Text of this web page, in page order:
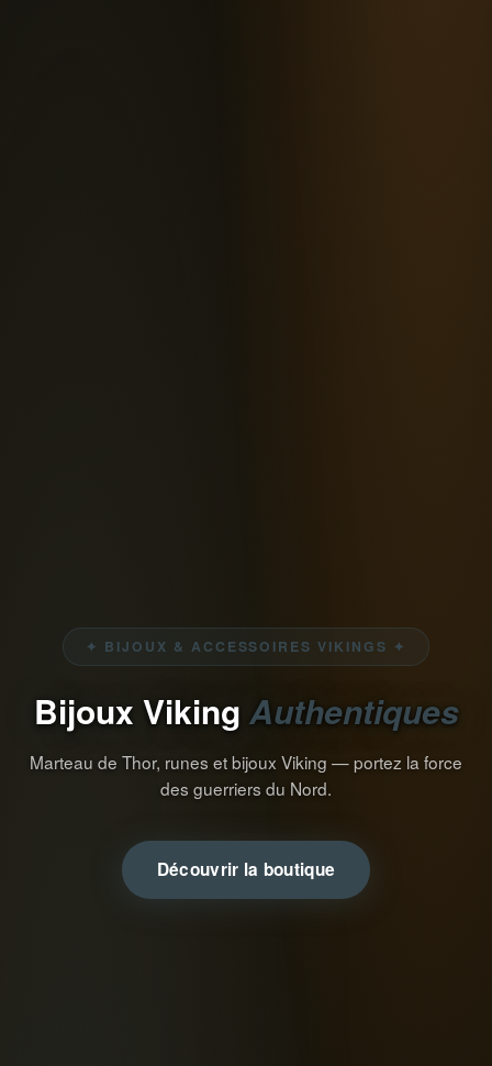
✦ BIJOUX & ACCESSOIRES VIKINGS ✦
Bijoux Viking Authentiques
Marteau de Thor, runes et bijoux Viking — portez la force
des guerriers du Nord.
Découvrir la boutique